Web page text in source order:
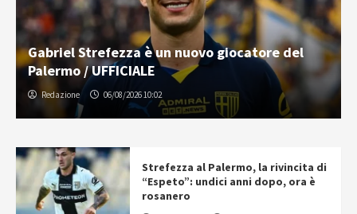
Gabriel Strefezza è un nuovo giocatore del
Palermo / UFFICIALE
Redazione 06/08/2026 10:02
Strefezza al Palermo, la rivincita di
“Espeto”: undici anni dopo, ora è
rosanero